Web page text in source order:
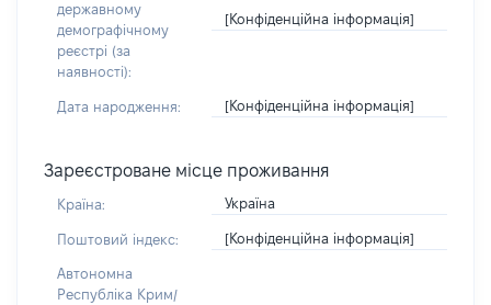
державному
демографічному
реєстрі (за
наявності):
[Конфіденційна інформація]
Дата народження: [Конфіденційна інформація]
Зареєстроване місце проживання
Країна: Україна
Поштовий індекс: [Конфіденційна інформація]
Автономна
Республіка Крим/